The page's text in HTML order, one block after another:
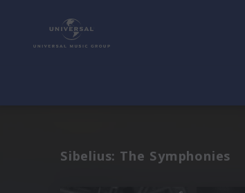
Sibelius: The Symphonies